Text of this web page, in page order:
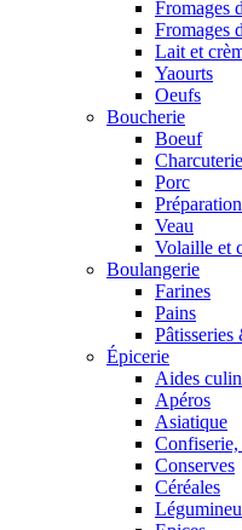
Fromages
Fromages
Lait et
Yaourts
Oeufs
Boucherie
Boeuf
Charcuterie
Porc
Veau
Volaille et
Boulangerie
Farines
Pains
Épicerie
Aides
Apéros
Asiatique
Conserves
Céréales